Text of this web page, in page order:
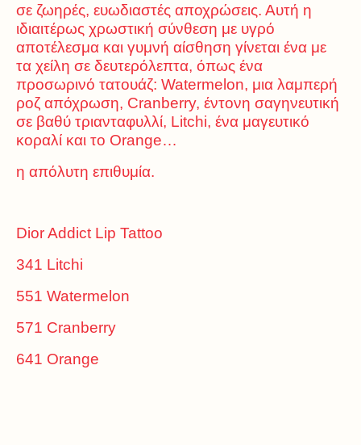
σε ζωηρές, ευωδιαστές αποχρώσεις. Αυτή η
ιδιαιτέρως χρωστική σύνθεση με υγρό
αποτέλεσμα και γυμνή αίσθηση γίνεται ένα με
τα χείλη σε δευτερόλεπτα, όπως ένα
προσωρινό τατουάζ: Watermelon, μια λαμπερή
ροζ απόχρωση, Cranberry, έντονη σαγηνευτική
σε βαθύ τριανταφυλλί, Litchi, ένα μαγευτικό
κοραλί και το Orange…
η απόλυτη επιθυμία.
Dior Addict Lip Tattoo
341 Litchi
551 Watermelon
571 Cranberry
641 Orange